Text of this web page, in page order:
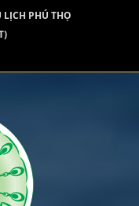
LỊCH PHÚ THỌ